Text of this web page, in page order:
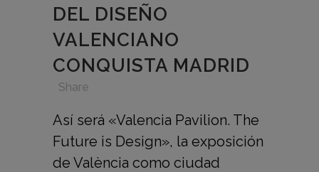
DEL DISEÑO
VALENCIANO
CONQUISTA MADRID
Share
Así será «Valencia Pavilion. The
Future is Design», la exposición
de València como ciudad